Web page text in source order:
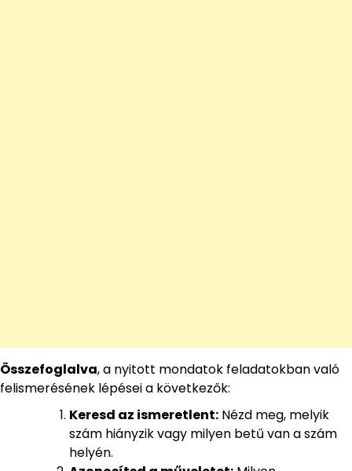
Összefoglalva, a nyitott mondatok feladatokban való
felismerésének lépései a következők:
Keresd az ismeretlent: Nézd meg, melyik
szám hiányzik vagy milyen betű van a szám
helyén.